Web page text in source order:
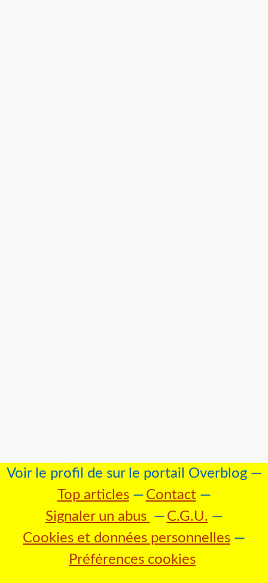
Voir le profil de sur le portail Overblog
Top articles
Contact
Signaler un abus
C.G.U.
Cookies et données personnelles
Préférences cookies